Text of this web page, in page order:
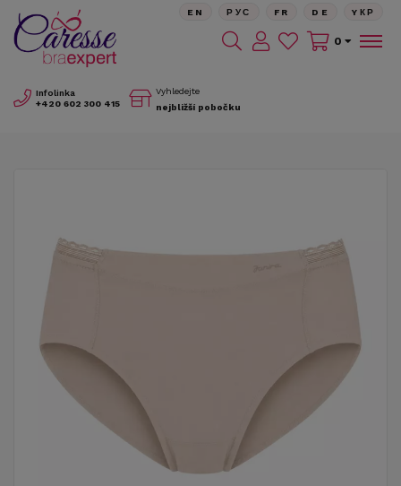
Infolinka
+420 602 300 415
Vyhledejte
nejbližší pobočku
EN РУС FR DE YКР
0